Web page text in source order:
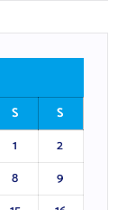
S
S
1
2
8
9